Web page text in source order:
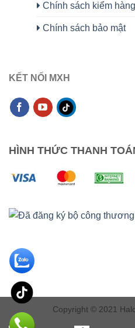
Chính sách kiểm hàng
Chính sách bảo mật
KẾT NỐI MXH
HÌNH THỨC THANH
Copyright © 2021